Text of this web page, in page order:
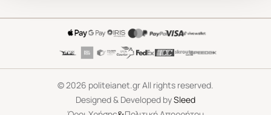
©2026 politeianet.gr All rights reserved.
Designed & Developed bySleed